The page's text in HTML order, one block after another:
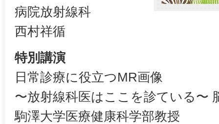
病院放射線科
西村祥循
特別講演
日常診療に役立つMR画像
〜放射線科医はここを診ている〜
駒澤大学医療健康科学部教授